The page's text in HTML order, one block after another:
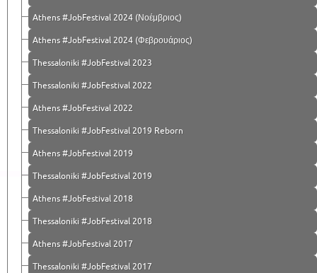
Athens #JobFestival 2024 (Νοέμβριος)
Athens #JobFestival 2024 (Φεβρουάριος)
Thessaloniki #JobFestival 2023
Thessaloniki #JobFestival 2022
Athens #JobFestival 2022
Thessaloniki #JobFestival 2019 Reborn
Athens #JobFestival 2019
Thessaloniki #JobFestival 2019
Athens #JobFestival 2018
Thessaloniki #JobFestival 2018
Athens #JobFestival 2017
Τhessaloniki #JobFestival 2017